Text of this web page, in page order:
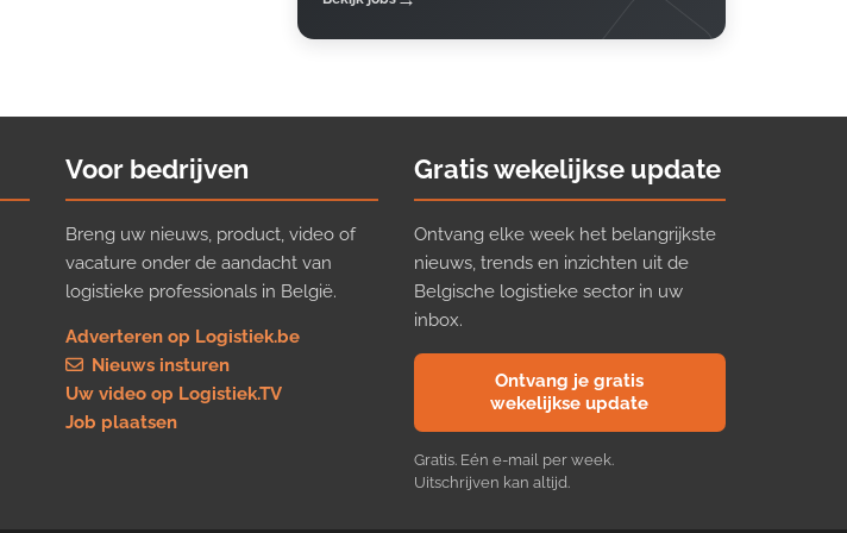
Voor bedrijven
Breng uw nieuws, product, video of
vacature onder de aandacht van
logistieke professionals in België.
Adverteren op Logistiek.be
Nieuws insturen
Uw video op Logistiek.TV
Job plaatsen
Gratis wekelijkse update
Ontvang elke week het belangrijkste
nieuws, trends en inzichten uit de
Belgische logistieke sector in uw
inbox.
Ontvang je gratis
wekelijkse update
Gratis. Eén e-mail per week.
Uitschrijven kan altijd.